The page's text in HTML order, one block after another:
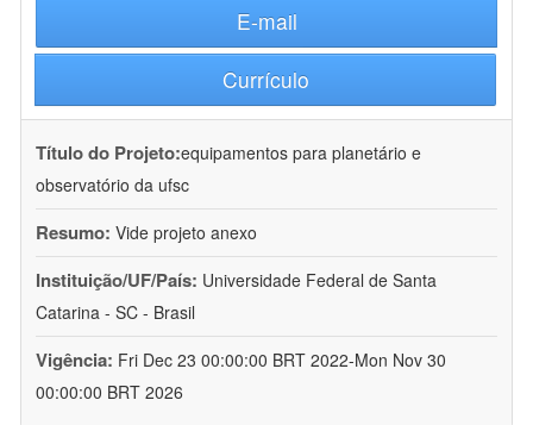
E-mail
Currículo
Título do Projeto:equipamentos para planetário e
observatório da ufsc
Resumo: Vide projeto anexo
Instituição/UF/País: Universidade Federal de Santa
Catarina - SC - Brasil
Vigência: Fri Dec 23 00:00:00 BRT 2022-Mon Nov 30
00:00:00 BRT 2026